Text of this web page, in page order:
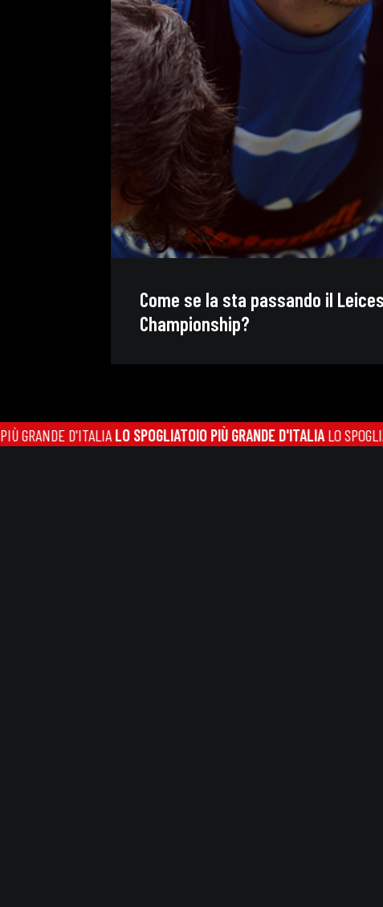
Come se la sta passando il
Championship?
LO SPOGLIATOIO PIÙ GRANDE D'ITALIALO SPOGLIATOIO PIÙ